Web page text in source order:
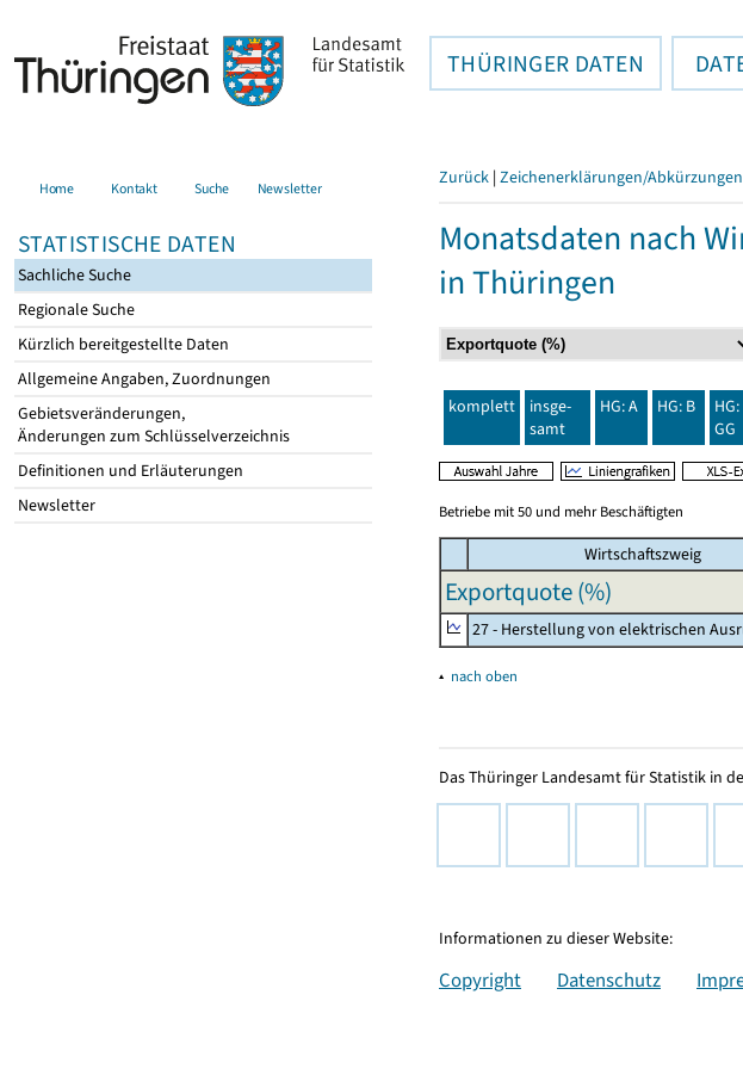
THÜRINGER DATEN
Home Kontakt Suche Newsletter
STATISTISCHE DATEN
Sachliche Suche
Regionale Suche
Kürzlich bereitgestellte Daten
Allgemeine Angaben, Zuordnungen
Gebietsveränderungen,
Änderungen zum Schlüsselverzeichnis
Definitionen und Erläuterungen
Newsletter
Zurück | Zeichenerklärungen/Abkürzungen
Monatsdaten nach
in Thüringen
komplett
insge-
samt
HG: A HG: B
HG:
GG
Betriebe mit 50 und mehr Beschäftigten
Wirtschaftszweig
Exportquote (%)
27 - Herstellung von elektrischen
▴ nach oben
Das Thüringer Landesamt für Statistik in
Informationen zu dieser Website:
Copyright Datenschutz